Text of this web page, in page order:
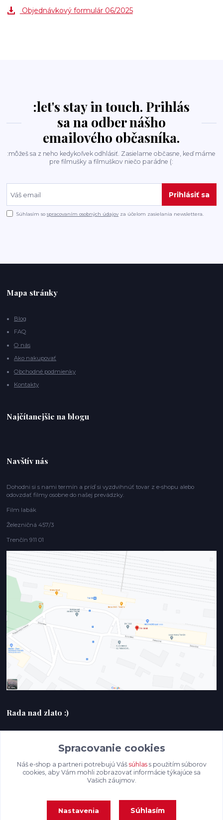
Objednávkový formulár 06/2025
:let's stay in touch. Prihlás
sa na odber nášho
emailového občasníka.
:môžeš sa z neho kedykoľvek odhlásiť. Zasielame občasne, keď máme
pre filmušky a filmuškov niečo parádne (:
Prihlásiť sa
Súhlasím sospracovaním osobných údajov za účelom zasielania newslettera.
Mapa stránky
Blog
FAQ
O nás
Ako nakupovať
Obchodné podmienky
Kontakty
Najčítanejšie na blogu
Navštív nás
Dohodni si s nami termín a príď si vyzdvihnúť tovar z e-shopu alebo
odovzdať filmy osobne do našej prevádzky.
Film labák
Železničná 457/3
Trenčín 911 01
Rada nad zlato :)
filmlabak@gmail.com
Spracovanie cookies
Náš e-shop a partneri potrebujú Váš súhlass použitím súborov
cookies, aby Vám mohli zobrazovať informácie týkajúce sa
Vašich záujmov.
Nastavenia Súhlasím